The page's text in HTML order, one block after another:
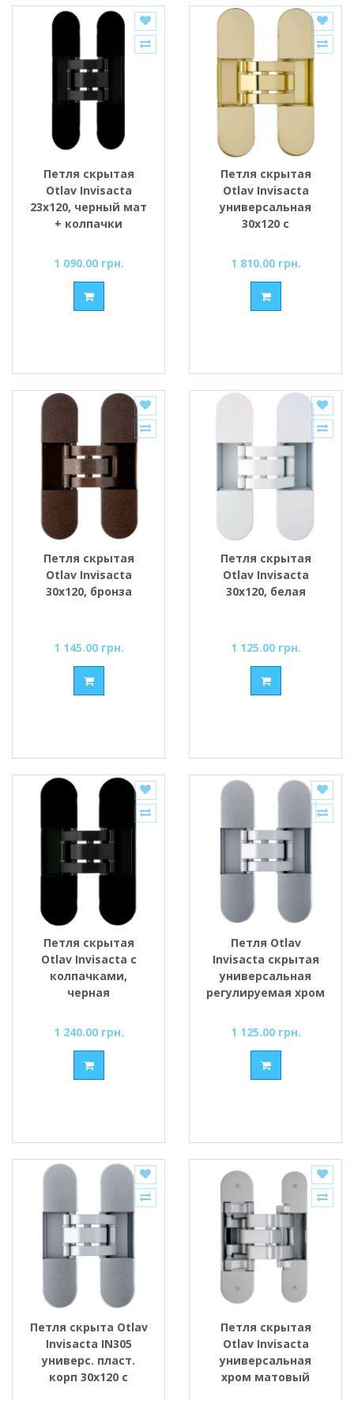
Петля скрытая
Otlav Invisacta
23x120, черный мат
+ колпачки
1 090.00 грн.
Петля скрытая
Otlav Invisacta
универсальная
30x120 с
золото
1 810.00 грн.
Петля скрытая
Otlav Invisacta
30x120, бронза
1 145.00 грн.
Петля скрытая
Otlav Invisacta
30x120, белая
1 125.00 грн.
Петля скрытая
Otlav Invisacta с
колпачками,
черная
1 240.00 грн.
Петля Otlav
Invisacta скрытая
универсальная
регулируемая хром
1 125.00 грн.
Петля скрыта Otlav
Invisacta IN305
универс. пласт.
корп 30x120 с
Петля скрытая
Otlav Invisacta
универсальная
хром матовый